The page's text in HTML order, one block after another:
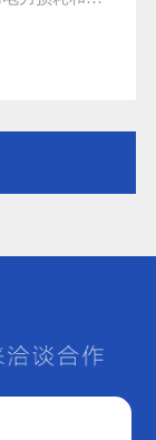
解决功率因
中安装无功
入无功功